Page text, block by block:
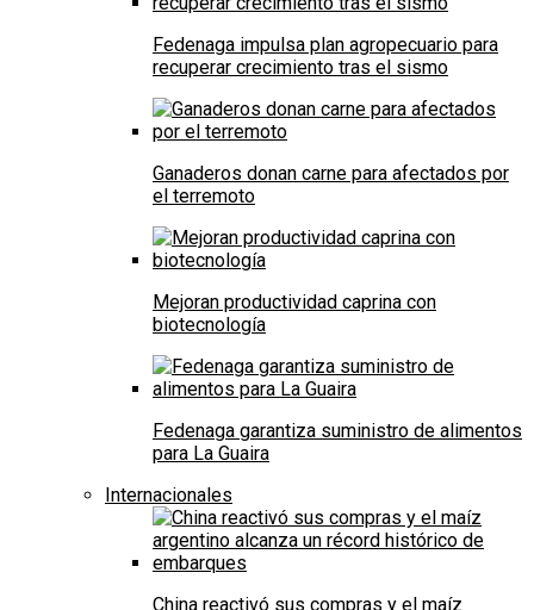
Fedenaga impulsa plan agropecuario para
recuperar crecimiento tras el sismo
Ganaderos donan carne para afectados por
el terremoto
Mejoran productividad caprina con
biotecnología
Fedenaga garantiza suministro de alimentos
para La Guaira
Internacionales
China reactivó sus compras y el maíz